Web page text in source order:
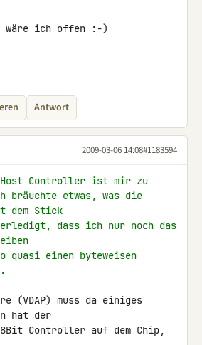
wäre ich offen :-)
Antwort
2009-03-06 14:08#1183594
Host Controller ist mir zu
bräuchte etwas, was die
dem Stick
dass ich nur noch das
quasi einen byteweisen
(VDAP) muss da einiges
hat der
8Bit Controller auf dem Chip,